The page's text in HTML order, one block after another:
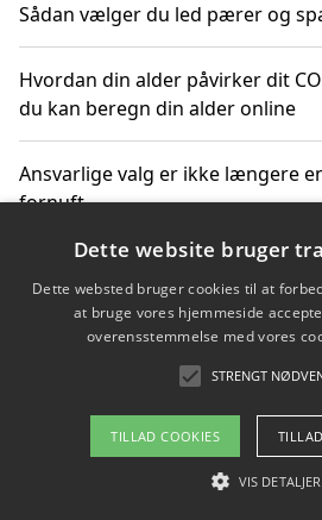
Sådan vælger du led pærer og
Hvordan din alder påvirker dit
du kan beregn din alder online
Ansvarlige valg er ikke længere
fornuft
Sådan kan du handle
faktura
Om / kontakt
Blog
Dette website bruger
Dette websted bruger cookies til at
at bruge vores hjemmeside
overensstemmelse med vores
STRENGT
TILLAD COOKIES
VIS DETALJER